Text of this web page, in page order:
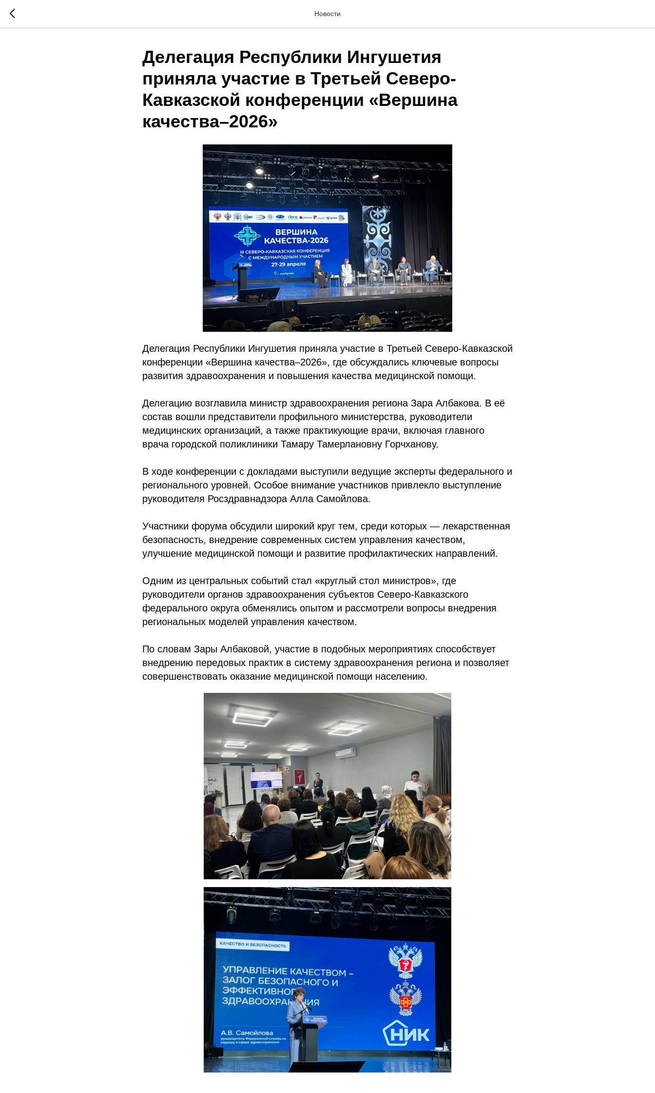
Новости
Делегация Республики Ингушетия
приняла участие в Третьей Северо-
Кавказской конференции «Вершина
качества–2026»
Делегация Республики Ингушетия приняла участие в Третьей Северо-Кавказской
конференции «Вершина качества–2026», где обсуждались ключевые вопросы
развития здравоохранения и повышения качества медицинской помощи.
Делегацию возглавила министр здравоохранения региона Зара Албакова. В её
состав вошли представители профильного министерства, руководители
медицинских организаций, а также практикующие врачи, включая главного
врача городской поликлиники Тамару Тамерлановну Горчханову.
В ходе конференции с докладами выступили ведущие эксперты федерального и
регионального уровней. Особое внимание участников привлекло выступление
руководителя Росздравнадзора Алла Самойлова.
Участники форума обсудили широкий круг тем, среди которых — лекарственная
безопасность, внедрение современных систем управления качеством,
улучшение медицинской помощи и развитие профилактических направлений.
Одним из центральных событий стал «круглый стол министров», где
руководители органов здравоохранения субъектов Северо-Кавказского
федерального округа обменялись опытом и рассмотрели вопросы внедрения
региональных моделей управления качеством.
По словам Зары Албаковой, участие в подобных мероприятиях способствует
внедрению передовых практик в систему здравоохранения региона и позволяет
совершенствовать оказание медицинской помощи населению.